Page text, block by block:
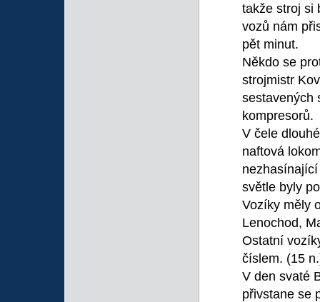
takže stroj si
vozů nám
pět minut.
Někdo se
strojmistr
sestavených
kompresorů.
V čele
naftová
světle byly
Vozíky měly
Lenochod,
Ostatní
číslem. (15
V den svaté
přivstane se